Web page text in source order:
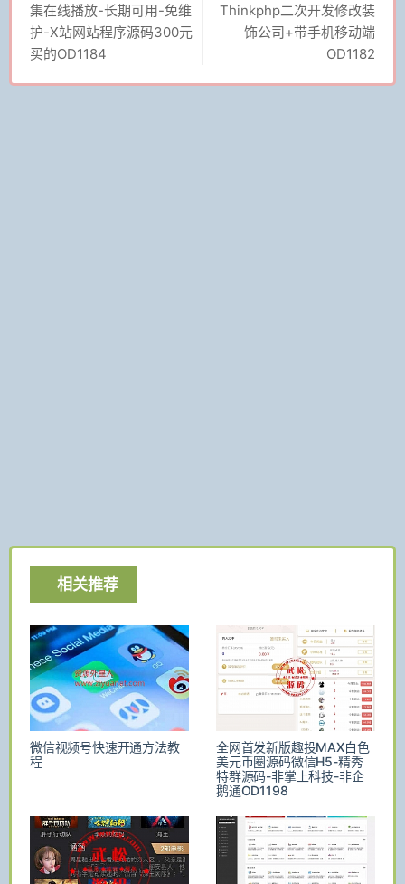
集在线播放-长期可用-免维
护-X站网站程序源码300元
买的OD1184
Thinkphp二次开发修改装
饰公司+带手机移动端
OD1182
相关推荐
微信视频号快速开通方法教
程
全网首发新版趣投MAX白色
美元币圈源码微信H5-精秀
特群源码-非掌上科技-非企
鹅通OD1198